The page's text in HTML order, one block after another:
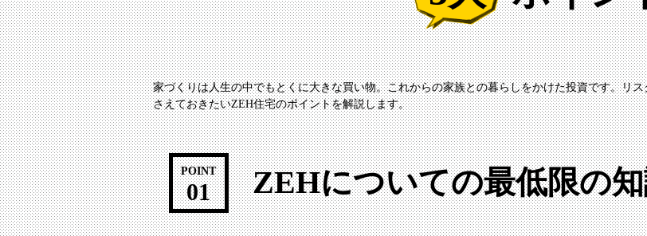
家づくりは人生の中でもとくに大きな買い物。これからの家族との暮らしをかけた投資です。リ
さえておきたいZEH住宅のポイントを解説します。
POINT
01 ZEHについての最低限の